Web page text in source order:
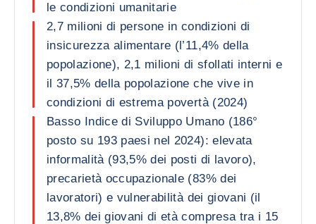
le condizioni umanitarie
2,7 milioni di persone in condizioni di
insicurezza alimentare (l’11,4% della
popolazione), 2,1 milioni di sfollati interni e
il 37,5% della popolazione che vive in
condizioni di estrema povertà (2024)
Basso Indice di Sviluppo Umano (186°
posto su 193 paesi nel 2024): elevata
informalità (93,5% dei posti di lavoro),
precarietà occupazionale (83% dei
lavoratori) e vulnerabilità dei giovani (il
13,8% dei giovani di età compresa tra i 15